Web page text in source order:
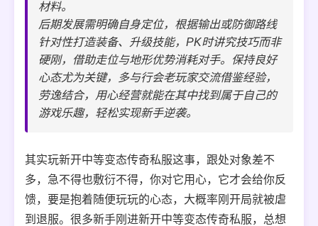
材料。
后期发展需明确自身定位，根据输出或防御路线
针对性打造装备、升级技能，PK时讲究技巧而非
硬刚，借助走位与地形优势消耗对手。保持良好
心态尤为关键，多与行会老玩家交流借鉴经验，
劳逸结合，用心经营就能在其中找到属于自己的
游戏乐趣，轻松实现新手逆袭。
其实玩新开中等变态传奇私服这事，跟处对象差不
多，急不得也敷衍不得，你对它用心，它才会给你反
馈，要是抱着随便玩玩的心态，大概率刚开局就被虐
到退服。很多新手刚进新开中等变态传奇私服，总想